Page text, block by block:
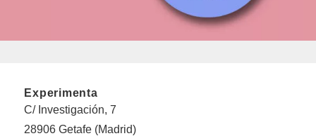
Experimenta
C/ Investigación, 7
28906 Getafe (Madrid)